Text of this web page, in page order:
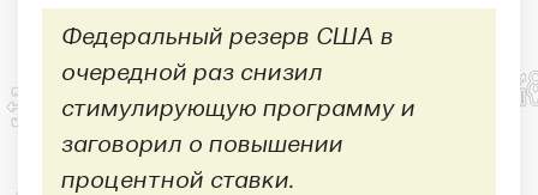
Федеральный резерв США в
очередной раз снизил
стимулирующую программу и
заговорил о повышении
процентной ставки.